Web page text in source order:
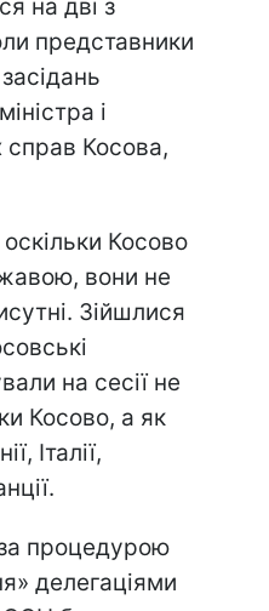
на дві з
представники
і
справ Косова,
Косово
вони не
Зійшлися
на сесії не
Косово, а як
Італії,
процедурою
делегаціями